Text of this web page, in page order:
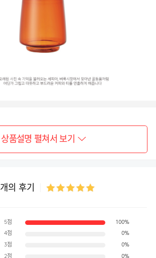
상품설명 펼쳐서 보기
개의 후기
5점 100%
4점 0%
3점 0%
2점 0%